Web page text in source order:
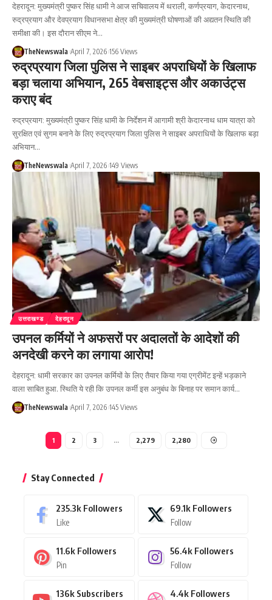
देहरादून: मुख्यमंत्री पुष्कर सिंह धामी ने आज सचिवालय में थराली, कर्णप्रयाग, केदारनाथ,
रुद्रप्रयाग और देवप्रयाग विधानसभा क्षेत्र की मुख्यमंत्री घोषणाओं की अद्यतन स्थिति की
समीक्षा की। इस दौरान सीएम ने…
TheNewswala April 7, 2026 156 Views
रुद्रप्रयाग जिला पुलिस ने साइबर अपराधियों के खिलाफ
बड़ा चलाया अभियान, 265 वेबसाइट्स और अकाउंट्स
कराए बंद
रुद्रप्रयाग: मुख्यमंत्री पुष्कर सिंह धामी के निर्देशन में आगामी श्री केदारनाथ धाम यात्रा को
सुरक्षित एवं सुगम बनाने के लिए रुद्रप्रयाग जिला पुलिस ने साइबर अपराधियों के खिलाफ बड़ा
अभियान…
TheNewswala April 7, 2026 149 Views
उत्तराखण्ड देहरादून
उपनल कर्मियों ने अफसरों पर अदालतों के आदेशों की
अनदेखी करने का लगाया आरोप!
देहरादून: धामी सरकार का उपनल कर्मियों के लिए तैयार किया गया एग्रीमेंट इन्हें भड़काने
वाला साबित हुआ. स्थिति ये रही कि उपनल कर्मी इस अनुबंध के बिनाह पर समान कार्य…
TheNewswala April 7, 2026 145 Views
1 2 3 … 2,279 2,280
Stay Connected
235.3k Followers
Like
69.1k Followers
Follow
11.6k Followers
Pin
56.4k Followers
Follow
136k Subscribers 4.4k Followers